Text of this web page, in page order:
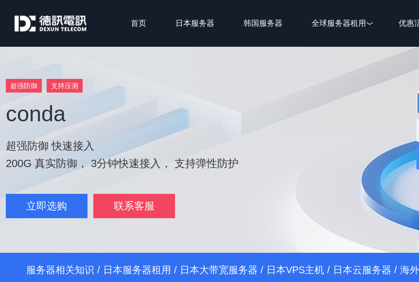
首页 日本服务器 韩国服务器 全球服务器租用 优惠
超强防御 支持压测
conda
超强防御 快速接入
200G 真实防御， 3分钟快速接入， 支持弹性防护
立即选购 联系客服
服务器相关知识 / 日本服务器租用 / 日本大带宽服务器 / 日本VPS主机 / 日本云服务器 / 海